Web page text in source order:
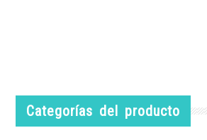
Categorías del producto